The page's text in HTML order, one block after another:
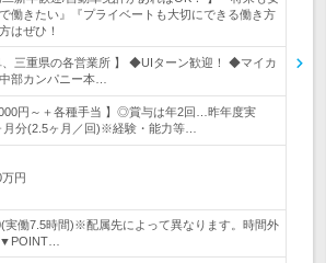
働きたい』『プライベートも大切にできる働き方
はぜひ！
、三重県の各営業所 】 ◆UIターン歓迎！ ◆マイカ
部カンパニー本…
円～＋各種手当 】◎賞与は年2回…昨年度実
分(2.5ヶ月／回)※経験・能力等…
円
実働7.5時間)※配属先によって異なります。時間外